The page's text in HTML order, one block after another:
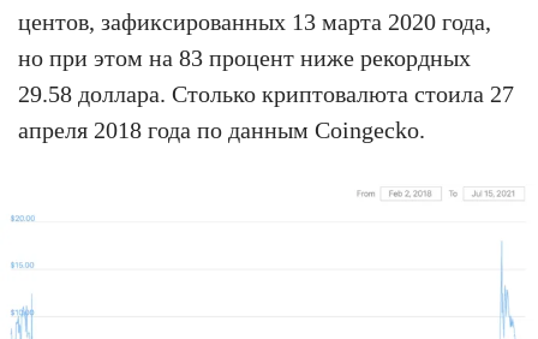
центов, зафиксированных 13 марта 2020 года,
но при этом на 83 процент ниже рекордных
29.58 доллара. Столько криптовалюта стоила 27
апреля 2018 года по данным Coingecko.